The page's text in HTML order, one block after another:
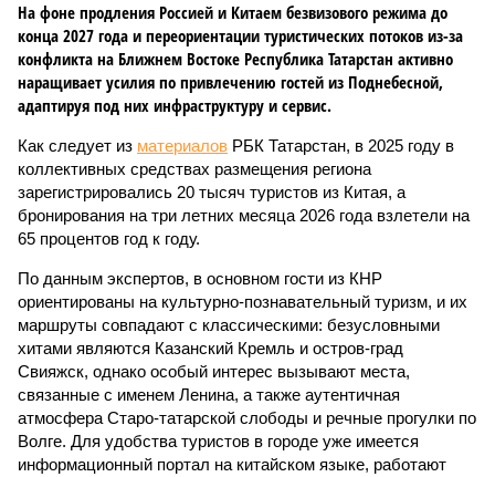
На фоне продления Россией и Китаем безвизового режима до
конца 2027 года и переориентации туристических потоков из-за
конфликта на Ближнем Востоке Республика Татарстан активно
наращивает усилия по привлечению гостей из Поднебесной,
адаптируя под них инфраструктуру и сервис.
Как следует из материалов РБК Татарстан, в 2025 году в
коллективных средствах размещения региона
зарегистрировались 20 тысяч туристов из Китая, а
бронирования на три летних месяца 2026 года взлетели на
65 процентов год к году.
По данным экспертов, в основном гости из КНР
ориентированы на культурно-познавательный туризм, и их
маршруты совпадают с классическими: безусловными
хитами являются Казанский Кремль и остров-град
Свияжск, однако особый интерес вызывают места,
связанные с именем Ленина, а также аутентичная
атмосфера Старо-татарской слободы и речные прогулки по
Волге. Для удобства туристов в городе уже имеется
информационный портал на китайском языке, работают